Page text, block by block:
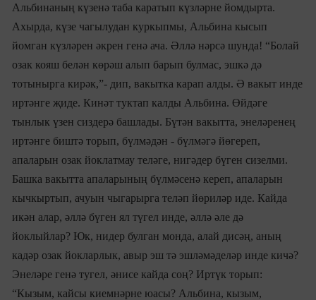
Альбинаның күзенә таба каратып күзләрне йомдырта.
Ахырда, күзе чагылудан куркыпмы, Альбина кысып
йомган күзләрен әкрен генә ача. Әллә нәрсә шунда! “Болай
озак кояш белән көрәш алып барып булмас, эшкә дә
тотынырга кирәк,”- дип, вакытка карап алды. Ә вакыт инде
иртәнге җиде. Кинәт туктап калды Альбина. Өйдәге
тынлык үзен сиздерә башлады. Бүтән вакытта, энеләренең
иртәнге биштә торып, бүлмәдән - бүлмәгә йөгереп,
апаларын озак йоклатмау теләге, нигәдер бүген сизелми.
Башка вакытта апаларының бүлмәсенә кереп, апаларын
кычкыртып, ачуын чыгарырга теләп йөриләр иде. Кайда
икән алар, әллә бүген ял түгел инде, әллә әле дә
йоклыйлар? Юк, нидер булган монда, алай дисәң, аның
кадәр озак йокларлык, авыр эш тә эшләмәделәр инде кичә?
Энеләре генә тугел, әнисе кайда соң? Иртүк торып:
“Кызым, кайсы киемнәрне юасы? Альбина, кызым,